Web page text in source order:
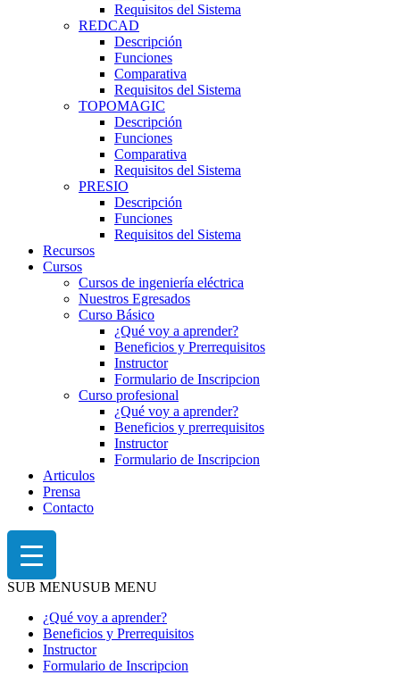
Requisitos del Sistema
REDCAD
Descripción
Funciones
Comparativa
Requisitos del Sistema
TOPOMAGIC
Descripción
Funciones
Comparativa
Requisitos del Sistema
PRESIO
Descripción
Funciones
Requisitos del Sistema
Recursos
Cursos
Cursos de ingeniería eléctrica
Nuestros Egresados
Curso Básico
¿Qué voy a aprender?
Beneficios y Prerrequisitos
Instructor
Formulario de Inscripcion
Curso profesional
¿Qué voy a aprender?
Beneficios y prerrequisitos
Instructor
Formulario de Inscripcion
Articulos
Prensa
Contacto
SUB MENUSUB MENU
¿Qué voy a aprender?
Beneficios y Prerrequisitos
Instructor
Formulario de Inscripcion